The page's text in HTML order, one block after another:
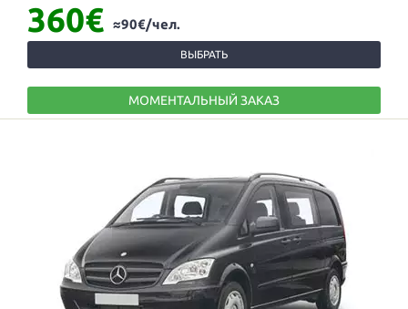
360€ ≈90€/чел.
ВЫБРАТЬ
МОМЕНТАЛЬНЫЙ ЗАКАЗ